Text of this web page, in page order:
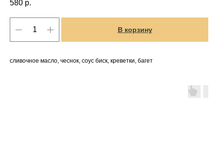
580 р.
В корзину
сливочное масло, чеснок, соус биск, креветки, багет